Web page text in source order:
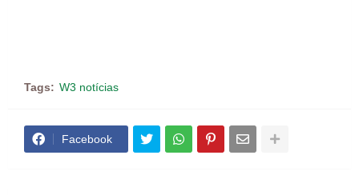
Tags: W3 notícias
Facebook